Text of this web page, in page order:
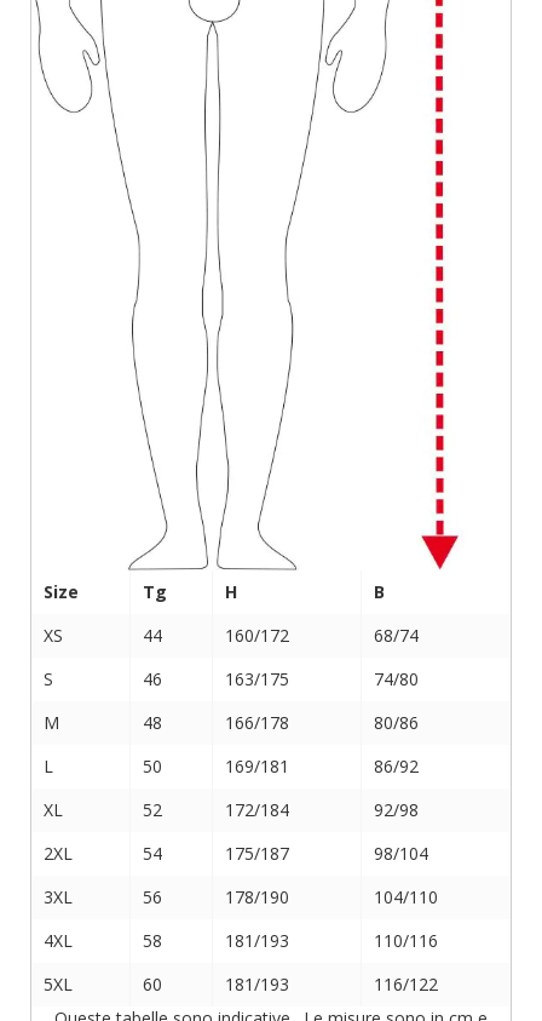
Size Tg H
B
XS
44 160/172
68/74
S
46 163/175
74/80
M
48 166/178
80/86
L
50 169/181
86/92
XL
52 172/184
92/98
2XL
54 175/187
98/104
3XL
56 178/190
104/110
4XL
58 181/193
110/116
5XL
60 181/193
116/122